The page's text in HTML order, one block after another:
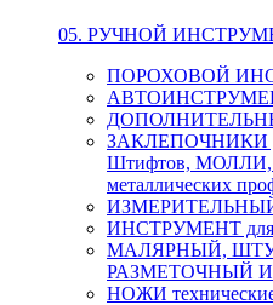
05. РУЧНОЙ
ПОРОХОВОЙ
ЗАКЛЕПОЧНИКИ
Штифтов, МОЛЛИ,
металлических
ИНСТРУМЕНТ
МАЛЯРНЫЙ,
РАЗМЕТОЧНЫЙ
НОЖИ